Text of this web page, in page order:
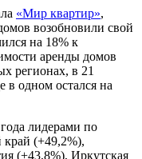
«Мир квартир»,
возобновили свой
на 18% к
аренды домов
регионах, в 21
в одном остался на
лидерами по
край (+49,2%),
(+43,8%), Иркутская